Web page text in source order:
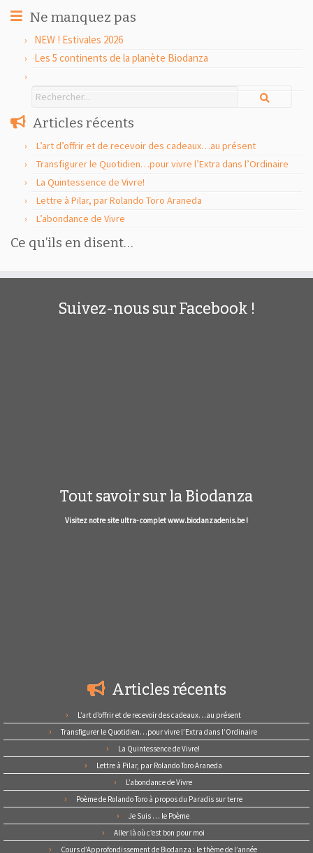
Ne manquez pas
NEW ! Estivales 2026
Les 5 continents de la planète Biodanza
Articles récents
L’art d’offrir et de recevoir des cadeaux…au présent
Transfigurer le Quotidien…pour vivre l’Extra dans l’Ordinaire
La Quintessence de Vivre!
Lettre à Pilar, par Rolando Toro Araneda
L’abondance de Vivre
Ce qu’ils en disent…
Suivez-nous sur Facebook !
Tout savoir sur la Biodanza
Visitez notre site ultra- complet www.biodanzadenis.be !
Articles récents
L’art d’offrir et de recevoir des cadeaux…au présent
Transfigurer le Quotidien…pour vivre l’Extra dans l’Ordinaire
La Quintessence de Vivre!
Lettre à Pilar, par Rolando Toro Araneda
L’abondance de Vivre
Poème de Rolando Toro à propos du Paradis sur terre
Je Suis … le Poème
Aller là où c’est bon pour moi
Cours d’Approfondissement de Biodanza : le thème de l’année